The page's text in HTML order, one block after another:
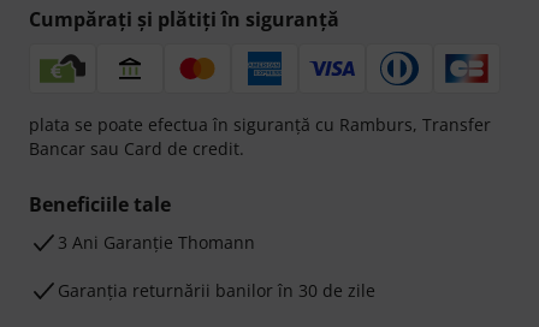
Cumpărați și plătiți în siguranță
plata se poate efectua în siguranță cu Ramburs, Transfer
Bancar sau Card de credit.
Beneficiile tale
3 Ani Garanție Thomann
Garanţia returnării banilor în 30 de zile